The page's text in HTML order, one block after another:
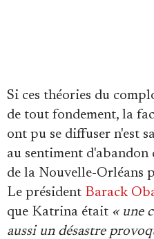
Si ces théories du
de tout fondement, la
ont pu se diffuser n'est
au sentiment
de la Nouvelle-Orléans
Le président Barack
que Katrina était « une
aussi un désastre